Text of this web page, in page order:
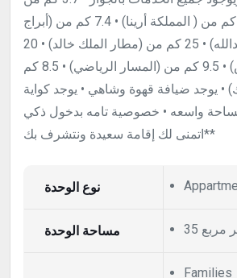
(البوليفارد) • ⁠3.6 كم من ( المملكة أرينا) • 7.4 كم من (أبراج
الماليه الملك عبدالله) • ⁠25 كم من (مطار الملك خالد) • ⁠20
كم من (ڤيا الرياض) • ⁠9.5 كم من (المسار الرياضي) • ⁠8.5 كم
• يوجد ضيافة قهوة وشاهي • يوجد كواية
واسعه • خصوصية تامه بدخول ذكي
*اتمنى لك إقامة سعيدة ونتشرف بك*
نوع الوحدة
مساحة الوحدة مربع
Families